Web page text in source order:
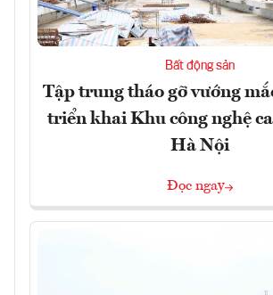
Bất động sản
Tập trung tháo gỡ vướng
triển khai Khu công nghệ
Hà Nội
Đọc ngay